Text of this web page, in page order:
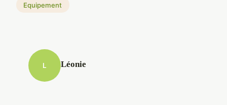
Equipement
L Léonie